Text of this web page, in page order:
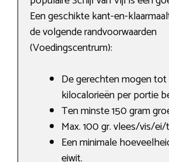
Een geschikte kant-en-
de volgende randvoorwaarden
(Voedingscentrum):
De gerechten mogen
kilocalorieën per portie
Ten minste 150 gram
Max. 100 gr. vlees/vis/
Een minimale